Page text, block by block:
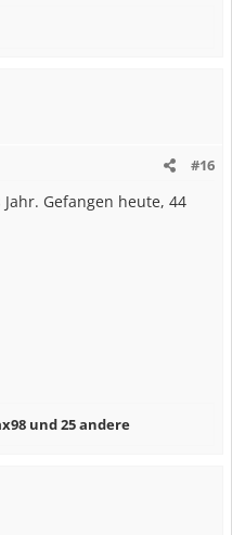
#16
Gefangen heute, 44
und 25 andere